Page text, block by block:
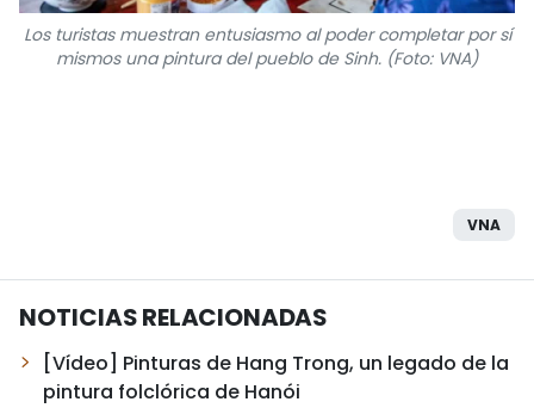
Los turistas muestran entusiasmo al poder completar por sí
mismos una pintura del pueblo de Sinh. (Foto: VNA)
VNA
NOTICIAS RELACIONADAS
[Vídeo] Pinturas de Hang Trong, un legado de la
pintura folclórica de Hanói